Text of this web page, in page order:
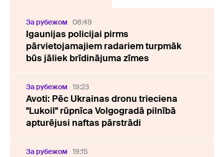
За рубежом 08:49
Igaunijas policijai pirms
pārvietojamajiem radariem turpmāk
būs jāliek brīdinājuma zīmes
За рубежом 19:23
Avoti: Pēc Ukrainas dronu trieciena
"Lukoil" rūpnīca Volgogradā pilnībā
apturējusi naftas pārstrādi
За рубежом 19:15